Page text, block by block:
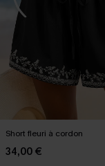
Short fleuri à cordon
34,00 €